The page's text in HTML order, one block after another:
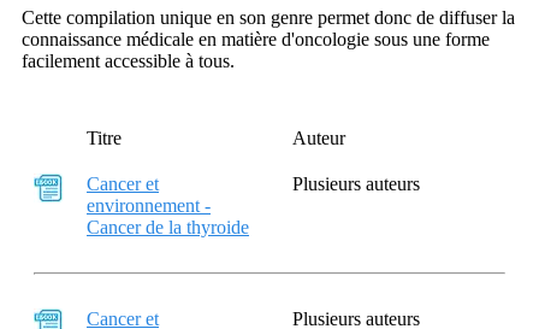
Cette compilation unique en son genre permet donc de diffuser la
connaissance médicale en matière d'oncologie sous une forme
facilement accessible à tous.
Titre Auteur
Cancer et
environnement -
Cancer de la thyroide
Plusieurs auteurs
Cancer et
Plusieurs auteurs